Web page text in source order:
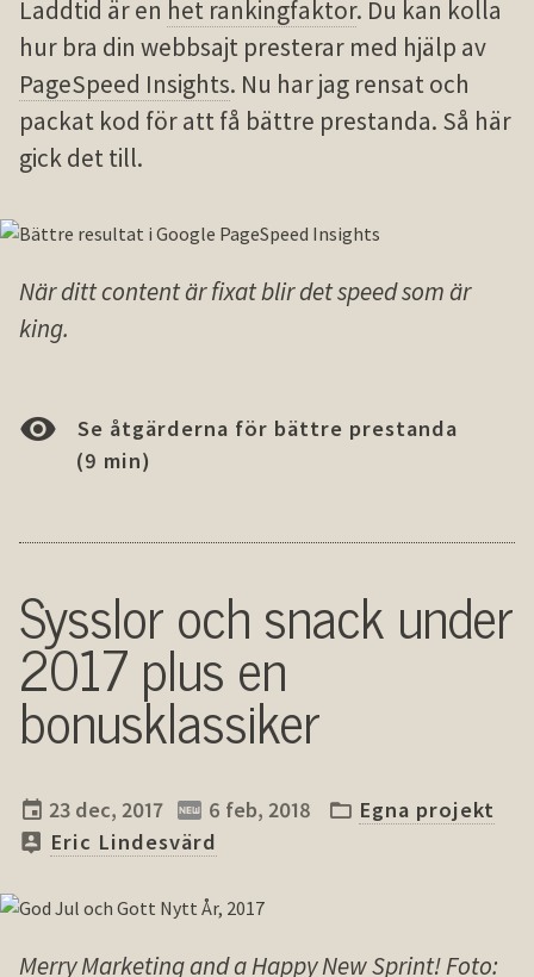
Laddtid är en het rankingfaktor. Du kan kolla
hur bra din webbsajt presterar med hjälp av
PageSpeed Insights. Nu har jag rensat och
packat kod för att få bättre prestanda. Så här
gick det till.
När ditt content är fixat blir det speed som är
king.
Se åtgärderna för bättre prestanda
(9 min)
Sysslor och snack under
2017 plus en
bonusklassiker
23 dec, 2017 6 feb, 2018
Egna projekt
Eric Lindesvärd
Merry Marketing and a Happy New Sprint! Foto: